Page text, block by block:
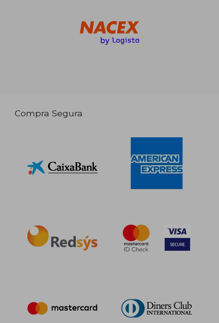
Compra Segura